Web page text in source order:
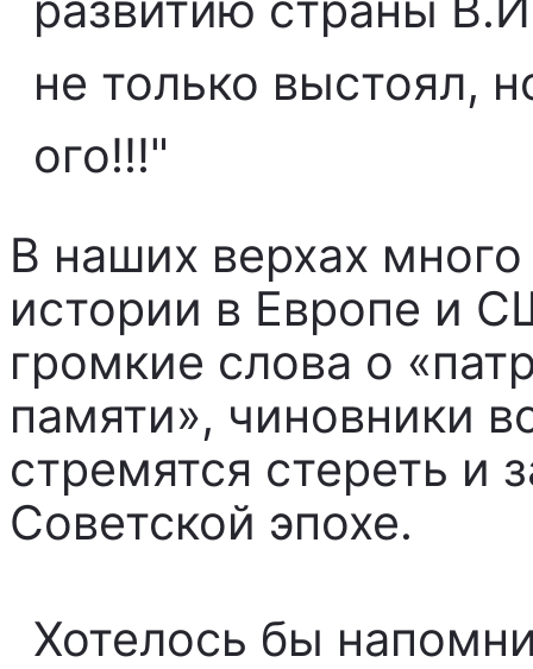
не только выстоял,
ого!!!"
В наших верхах
истории в Европе и
громкие слова о
памяти», чиновники
стремятся стереть и
Советской эпохе.
Хотелось бы